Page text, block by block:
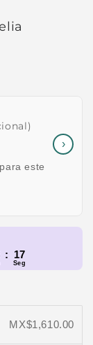
›
este
: 17
Seg
MX$1,610.00